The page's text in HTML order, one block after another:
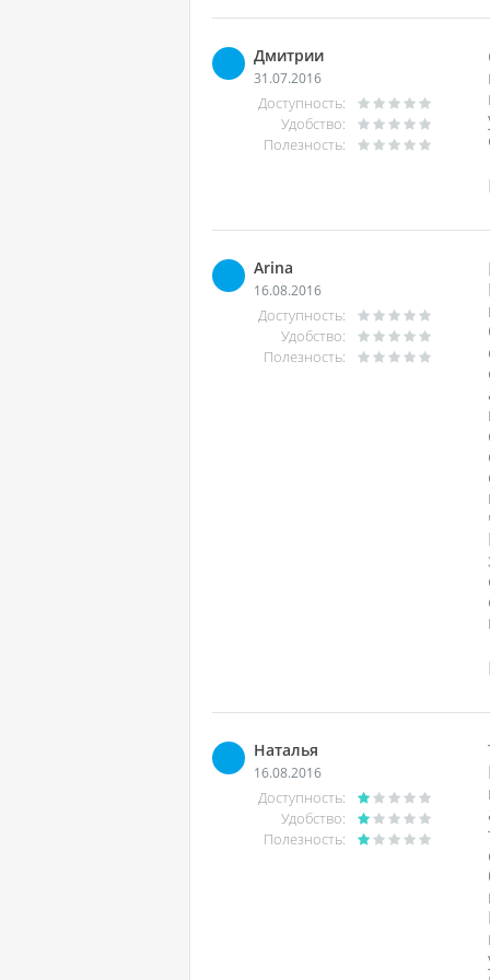
Дмитрии
31.07.2016
Доступность:
Удобство:
Полезность:
Arina
16.08.2016
Доступность:
Удобство:
Полезность:
Наталья
16.08.2016
Доступность:
Удобство:
Полезность: